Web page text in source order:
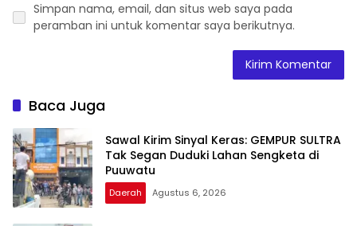
Simpan nama, email, dan situs web saya pada
peramban ini untuk komentar saya berikutnya.
Baca Juga
Sawal Kirim Sinyal Keras: GEMPUR SULTRA
Tak Segan Duduki Lahan Sengketa di
Puuwatu
Daerah Agustus 6, 2026